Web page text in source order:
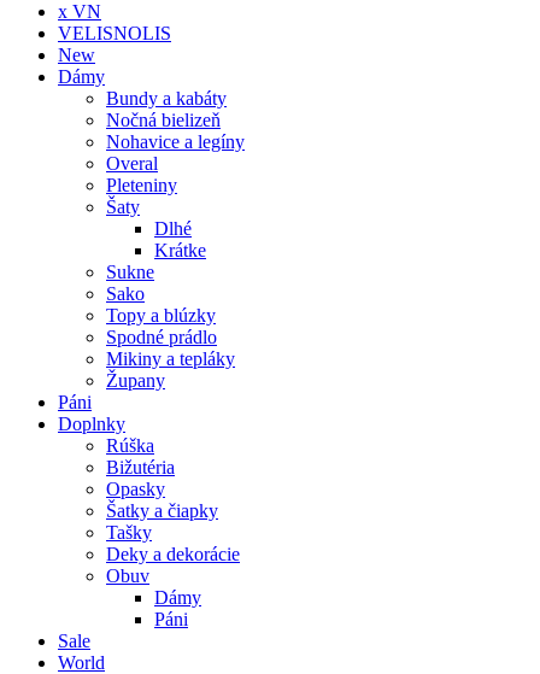
x VN
VELISNOLIS
New
Dámy
Bundy a kabáty
Nočná bielizeň
Nohavice a legíny
Overal
Pleteniny
Šaty
Dlhé
Krátke
Sukne
Sako
Topy a blúzky
Spodné prádlo
Mikiny a tepláky
Župany
Páni
Doplnky
Rúška
Bižutéria
Opasky
Šatky a čiapky
Tašky
Deky a dekorácie
Obuv
Dámy
Páni
Sale
World